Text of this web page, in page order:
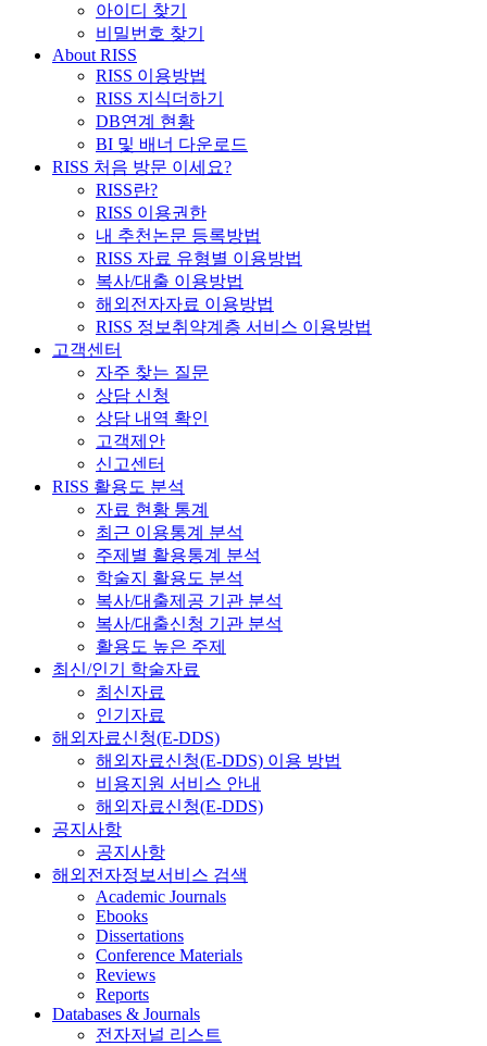
아이디 찾기
비밀번호 찾기
About RISS
RISS 이용방법
RISS 지식더하기
DB연계 현황
BI 및 배너 다운로드
RISS 처음 방문 이세요?
RISS란?
RISS 이용권한
내 추천논문 등록방법
RISS 자료 유형별 이용방법
복사/대출 이용방법
해외전자자료 이용방법
RISS 정보취약계층 서비스 이용방법
고객센터
자주 찾는 질문
상담 신청
상담 내역 확인
고객제안
신고센터
RISS 활용도 분석
자료 현황 통계
최근 이용통계 분석
주제별 활용통계 분석
학술지 활용도 분석
복사/대출제공 기관 분석
복사/대출신청 기관 분석
활용도 높은 주제
최신/인기 학술자료
최신자료
인기자료
해외자료신청(E-DDS)
해외자료신청(E-DDS) 이용 방법
비용지원 서비스 안내
해외자료신청(E-DDS)
공지사항
공지사항
해외전자정보서비스 검색
Academic Journals
Ebooks
Dissertations
Conference Materials
Reviews
Reports
Databases & Journals
전자저널 리스트